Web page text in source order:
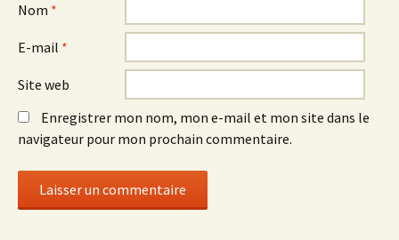
Nom *
E-mail *
Site web
Enregistrer mon nom, mon e-mail et mon site dans le
navigateur pour mon prochain commentaire.